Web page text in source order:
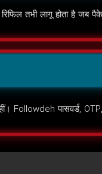
तभी लागू होता है जब
Followdeh पासवर्ड,